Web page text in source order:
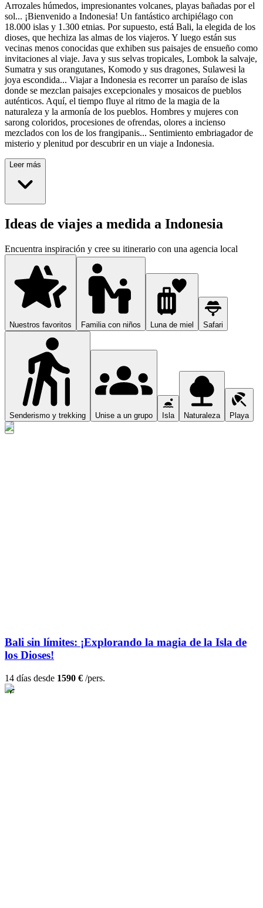
Arrozales húmedos, impresionantes volcanes, playas bañadas por el
sol... ¡Bienvenido a Indonesia! Un fantástico archipiélago con
18.000 islas y 1.300 etnias. Por supuesto, está Bali, la elegida de los
dioses, que hechiza las almas de los viajeros. Y luego están sus
vecinas menos conocidas que exhiben sus paisajes de ensueño como
invitaciones al viaje. Java y sus selvas tropicales, Lombok la salvaje,
Sumatra y sus orangutanes, Komodo y sus dragones, Sulawesi la
joya escondida... Viajar a Indonesia es recorrer un paraíso de islas
donde se mezclan paisajes excepcionales y mosaicos de pueblos
auténticos. Aquí, el tiempo fluye al ritmo de la magia de la
naturaleza y la armonía de los pueblos. Hombres y mujeres con
sarong coloridos, procesiones de ofrendas, olores a incienso
mezclados con los de los frangipanis... Sentimiento embriagador de
misterio y plenitud por descubrir en un viaje a Indonesia.
Leer más
Ideas de viajes a medida a Indonesia
Encuentra inspiración y cree su itinerario con una agencia local
Nuestros favoritos Familia con niños Luna de miel Safari
Senderismo y trekking Unise a un grupo Isla Naturaleza Playa
Bali sin límites: ¡Explorando la magia de la Isla de
los Dioses!
14 días desde 1590 € /pers.